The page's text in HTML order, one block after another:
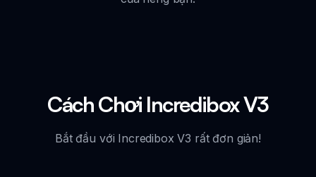
Cách Chơi Incredibox V3
Bắt đầu với Incredibox V3 rất đơn giản!